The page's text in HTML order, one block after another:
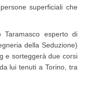
superficiali che
Taramasco esperto di
della Seduzione)
e sorteggerà due corsi
lui tenuti a Torino, tra